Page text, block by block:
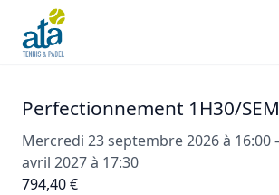
Perfectionnement 1H30/SEM
Mercredi 23 septembre 2026 à 16:00
avril 2027 à 17:30
794,40 €